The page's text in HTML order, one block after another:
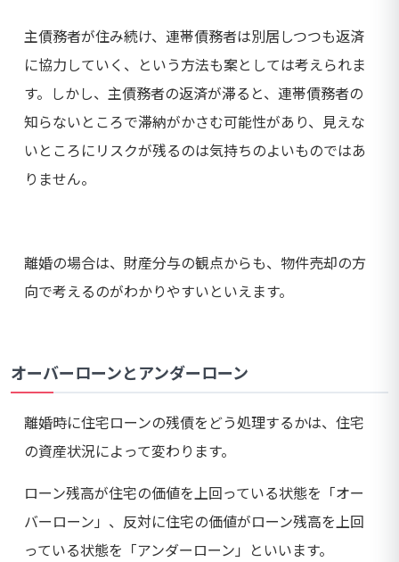
主債務者が住み続け、連帯債務者は別居しつつも返済
に協力していく、という方法も案としては考えられま
す。しかし、主債務者の返済が滞ると、連帯債務者の
知らないところで滞納がかさむ可能性があり、見えな
いところにリスクが残るのは気持ちのよいものではあ
りません。
離婚の場合は、財産分与の観点からも、物件売却の方
向で考えるのがわかりやすいといえます。
オーバーローンとアンダーローン
離婚時に住宅ローンの残債をどう処理するかは、住宅
の資産状況によって変わります。
ローン残高が住宅の価値を上回っている状態を「オー
バーローン」、反対に住宅の価値がローン残高を上回
っている状態を「アンダーローン」といいます。